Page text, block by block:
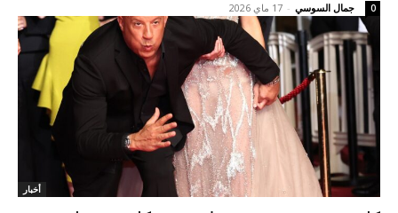
جمال السوسي - 17 ماي 2026 0
أخبار